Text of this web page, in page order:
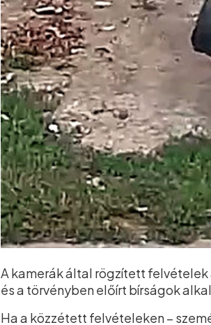
A kamerák által rögzített felvételek
és a törvényben előírt bírságok
Ha a közzétett felvételeken –